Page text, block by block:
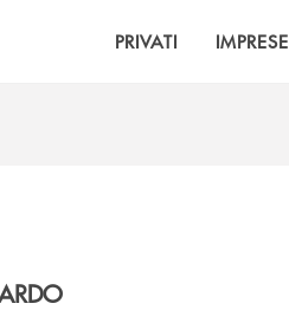
PRIVATI IMPRESE